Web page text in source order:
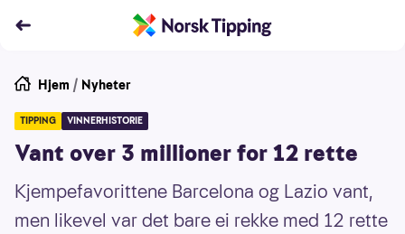
Hjem / Nyheter
TIPPING VINNERHISTORIE
Vant over 3 millioner for 12 rette
Kjempefavorittene Barcelona og Lazio vant,
men likevel var det bare ei rekke med 12 rette